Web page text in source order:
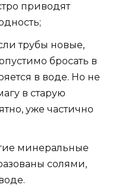
приводят
трубы новые,
бросать в
в воде. Но не
в старую
уже частично
минеральные
солями,